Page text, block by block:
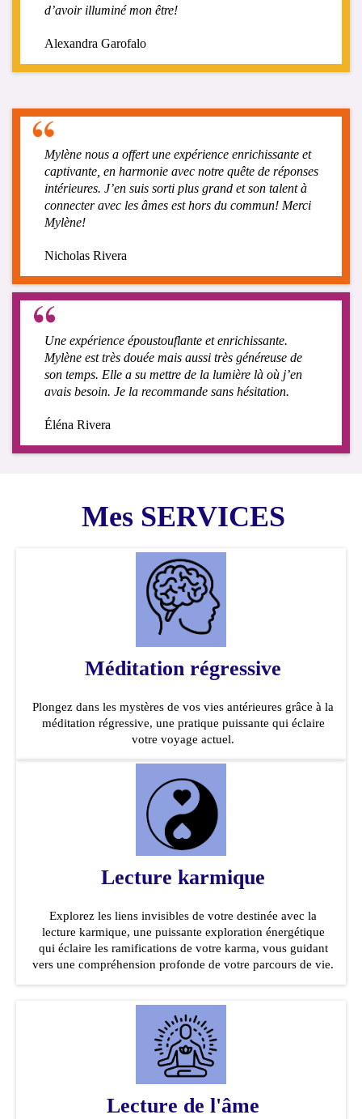
d’avoir illuminé mon être!
Alexandra Garofalo
Mylène nous a offert une expérience enrichissante et
captivante, en harmonie avec notre quête de réponses
intérieures. J’en suis sorti plus grand et son talent à
connecter avec les âmes est hors du commun! Merci
Mylène!
Nicholas Rivera​​​​​​​
Une expérience époustouflante et enrichissante.
Mylène est très douée mais aussi très généreuse de
son temps. Elle a su mettre de la lumière là où j’en
avais besoin. Je la recommande sans hésitation.
Éléna Rivera​​​​​​​
Mes SERVICES
Méditation régressive
Plongez dans les mystères de vos vies antérieures grâce à la
méditation régressive, une pratique puissante qui éclaire
votre voyage actuel.
Lecture karmique
Explorez les liens invisibles de votre destinée avec la
lecture karmique, une puissante exploration énergétique
qui éclaire les ramifications de votre karma, vous guidant
vers une compréhension profonde de votre parcours de vie.
Lecture de l'âme